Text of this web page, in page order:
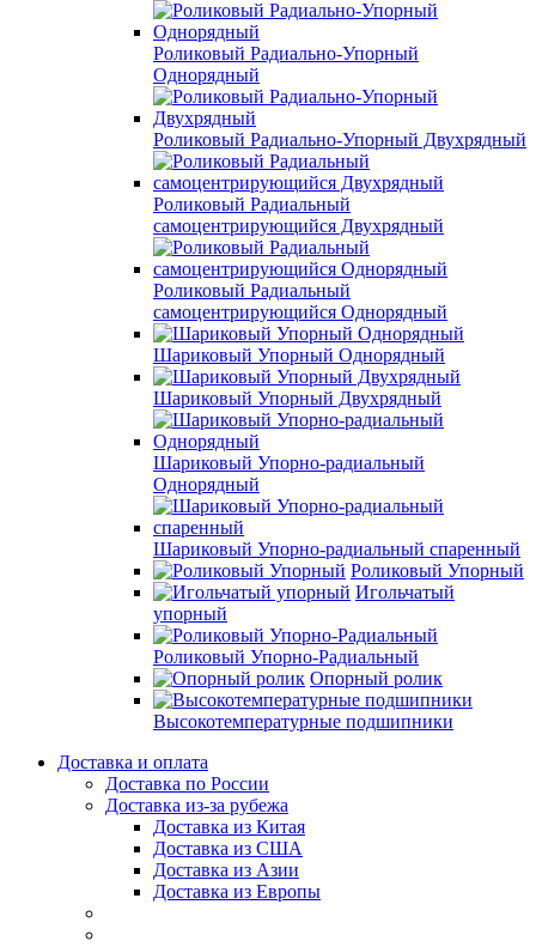
Роликовый Радиально-Упорный
Однорядный
Роликовый Радиально-Упорный Двухрядный
Роликовый Радиальный
самоцентрирующийся Двухрядный
Роликовый Радиальный
самоцентрирующийся Однорядный
Шариковый Упорный Однорядный
Шариковый Упорный Двухрядный
Шариковый Упорно-радиальный
Однорядный
Шариковый Упорно-радиальный спаренный
Роликовый Упорный
Игольчатый
упорный
Роликовый Упорно-Радиальный
Опорный ролик
Высокотемпературные подшипники
Доставка и оплата
Доставка по России
Доставка из-за рубежа
Доставка из Китая
Доставка из США
Доставка из Азии
Доставка из Европы